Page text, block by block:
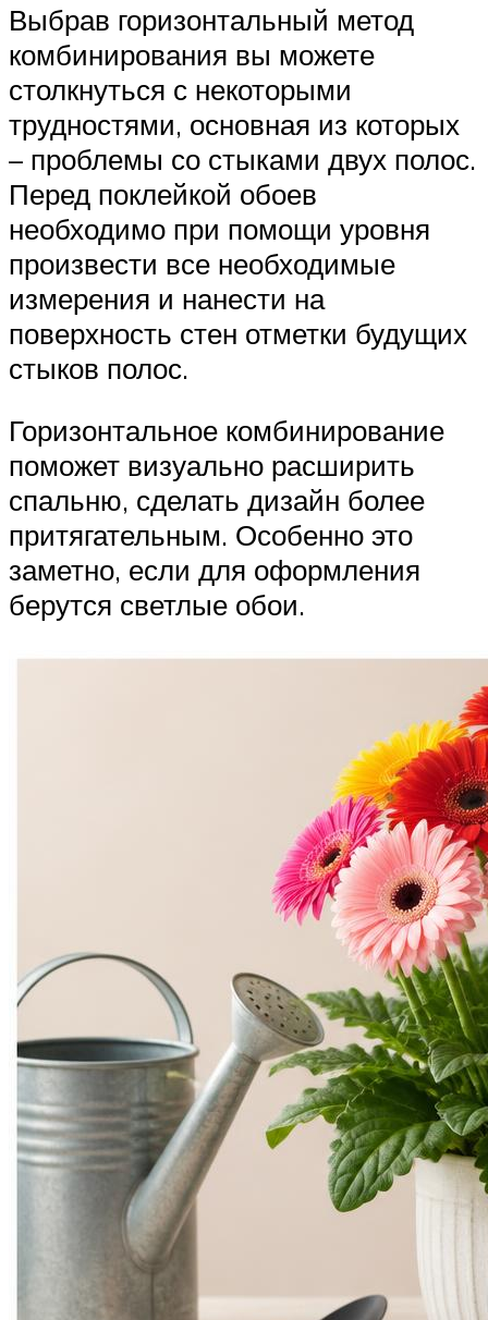
Выбрав горизонтальный метод
комбинирования вы можете
столкнуться с некоторыми
трудностями, основная из которых
– проблемы со стыками двух полос.
Перед поклейкой обоев
необходимо при помощи уровня
произвести все необходимые
измерения и нанести на
поверхность стен отметки будущих
стыков полос.
Горизонтальное комбинирование
поможет визуально расширить
спальню, сделать дизайн более
притягательным. Особенно это
заметно, если для оформления
берутся светлые обои.